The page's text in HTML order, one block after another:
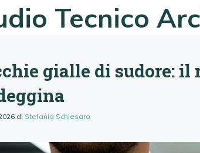
Tecnico
gialle di sudore: il
di Stefania Schiesaro